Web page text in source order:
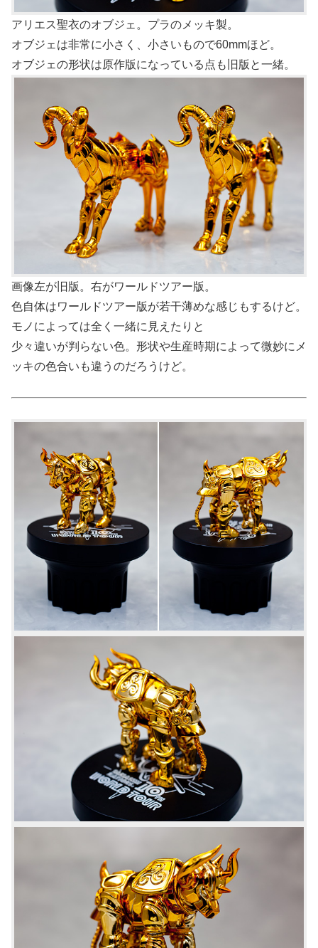
アリエス聖衣のオブジェ。プラのメッキ製。
オブジェは非常に小さく、小さいもので60mmほど。
オブジェの形状は原作版になっている点も旧版と一緒。
画像左が旧版。右がワールドツアー版。
色自体はワールドツアー版が若干薄めな感じもするけど。
モノによっては全く一緒に見えたりと
少々違いが判らない色。形状や生産時期によって微妙にメ
ッキの色合いも違うのだろうけど。